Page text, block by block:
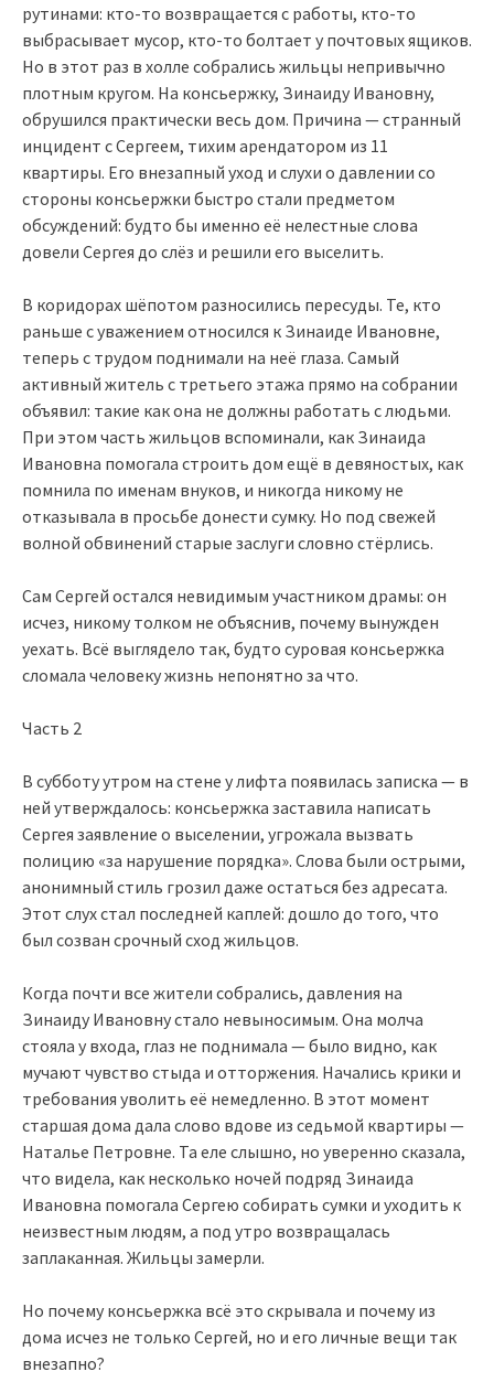
рутинами: кто-то возвращается с работы, кто-то
выбрасывает мусор, кто-то болтает у почтовых ящиков.
Но в этот раз в холле собрались жильцы непривычно
плотным кругом. На консьержку, Зинаиду Ивановну,
обрушился практически весь дом. Причина — странный
инцидент с Сергеем, тихим арендатором из 11
квартиры. Его внезапный уход и слухи о давлении со
стороны консьержки быстро стали предметом
обсуждений: будто бы именно её нелестные слова
довели Сергея до слёз и решили его выселить.
В коридорах шёпотом разносились пересуды. Те, кто
раньше с уважением относился к Зинаиде Ивановне,
теперь с трудом поднимали на неё глаза. Самый
активный житель с третьего этажа прямо на собрании
объявил: такие как она не должны работать с людьми.
При этом часть жильцов вспоминали, как Зинаида
Ивановна помогала строить дом ещё в девяностых, как
помнила по именам внуков, и никогда никому не
отказывала в просьбе донести сумку. Но под свежей
волной обвинений старые заслуги словно стёрлись.
Сам Сергей остался невидимым участником драмы: он
исчез, никому толком не объяснив, почему вынужден
уехать. Всё выглядело так, будто суровая консьержка
сломала человеку жизнь непонятно за что.
Часть 2
В субботу утром на стене у лифта появилась записка — в
ней утверждалось: консьержка заставила написать
Сергея заявление о выселении, угрожала вызвать
полицию «за нарушение порядка». Слова были острыми,
анонимный стиль грозил даже остаться без адресата.
Этот слух стал последней каплей: дошло до того, что
был созван срочный сход жильцов.
Когда почти все жители собрались, давления на
Зинаиду Ивановну стало невыносимым. Она молча
стояла у входа, глаз не поднимала — было видно, как
мучают чувство стыда и отторжения. Начались крики и
требования уволить её немедленно. В этот момент
старшая дома дала слово вдове из седьмой квартиры —
Наталье Петровне. Та еле слышно, но уверенно сказала,
что видела, как несколько ночей подряд Зинаида
Ивановна помогала Сергею собирать сумки и уходить к
неизвестным людям, а под утро возвращалась
заплаканная. Жильцы замерли.
Но почему консьержка всё это скрывала и почему из
дома исчез не только Сергей, но и его личные вещи так
внезапно?